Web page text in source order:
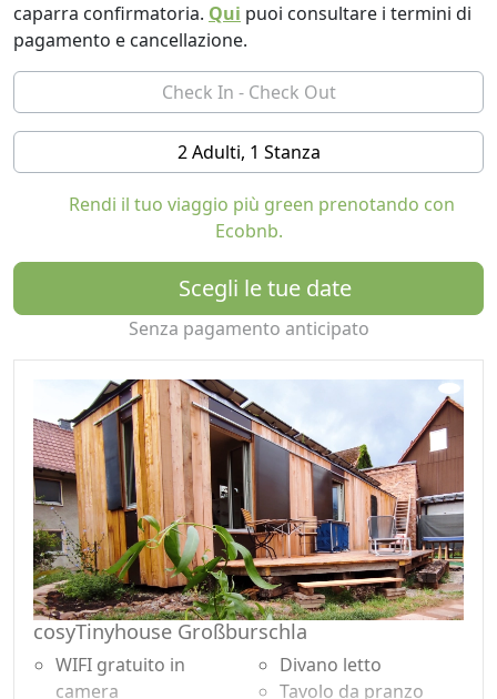
diminuire :-). Nota: se non vi piacciono le particolarità di
una toilette a separazione a secco ecologica e a
risparmio idrico, non dovreste prenotare!
C'è una terrazza e un ampio giardino con zona
barbecue.
Se il cielo è privo di nuvole, riceverai gratuitamente un
Nella camera da letto è disponibile un letto
matrimoniale 140x200 cm. Zona notte senza rete
elettromagnetica con illuminazione 12V.
Il divano nel soggiorno è apribile e ha una superficie di
circa 160x195 cm.
La cucina e il bagno sono attrezzati anche per soggiorni
più lunghi.
Nel soggiorno è presente uno schermo e un proiettore
WiFi Windows.
La struttura è in gran parte accessibile alle persone su
sedia a rotelle e non presenta gradini. Le larghezze
libere della porta sono > 82 cm. La rampa d'ingresso ha
una pendenza del 9% circa.
L'ampia terrazza con vista sul giardino si trova
direttamente a casa.
L'intera piccola casa con soggiorno, cucina, bagno e
camera da letto (ca. 32 m²). È inoltre possibile utilizzare
caparra confirmatoria. Qui puoi consultare i termini di
pagamento e cancellazione.
2 Adulti, 1 Stanza
Rendi il tuo viaggio più green prenotando con
Ecobnb.
Scegli le tue date
Senza pagamento anticipato
cosyTinyhouse Großburschla
WIFI gratuito in
camera
Divano letto
Tavolo da pranzo